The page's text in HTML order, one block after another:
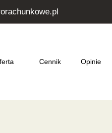
Cennik Opinie